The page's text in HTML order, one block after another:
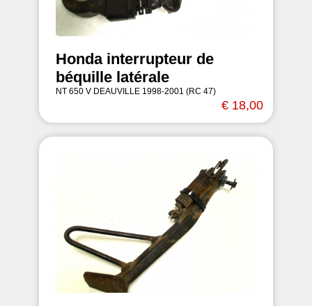
Honda interrupteur de
béquille latérale
NT 650 V DEAUVILLE 1998-2001 (RC 47)
€ 18,00